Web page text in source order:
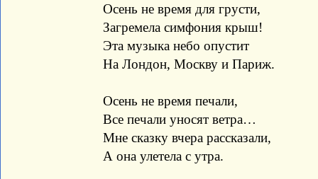
Осень не время для грусти,
Загремела симфония крыш!
Эта музыка небо опустит
На Лондон, Москву и Париж.
Осень не время печали,
Все печали уносят ветра…
Мне сказку вчера рассказали,
А она улетела с утра.